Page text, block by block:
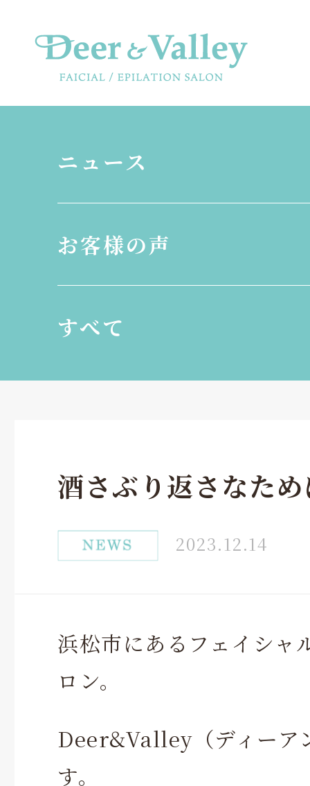
ニュース
お客様の声
すべて
酒さぶり返さなた
2023.12.14
浜松市にあるフェイシャ
ロン。
Deer&Valley（ディーア
す。